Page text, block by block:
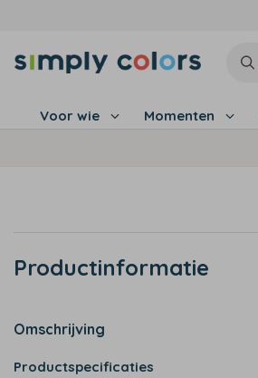
Voor wie Momenten
Productinformatie
Omschrijving
Productspecificaties